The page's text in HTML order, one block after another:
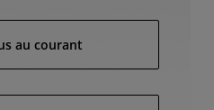
au courant